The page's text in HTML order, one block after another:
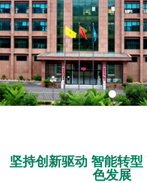
坚持创新驱动 智能转
色发展